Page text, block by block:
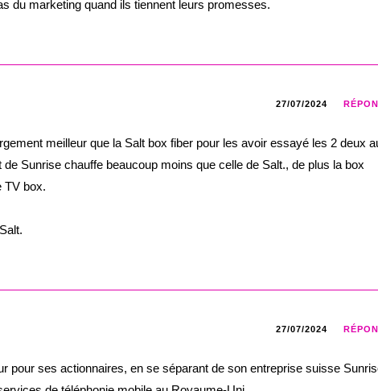
du marketing quand ils tiennent leurs promesses.
27/07/2024
meilleur que la Salt box fiber pour les avoir essayé les 2 deux
Sunrise chauffe beaucoup moins que celle de Salt., de plus la box
TV box.
27/07/2024
pour ses actionnaires, en se séparant de son entreprise suisse